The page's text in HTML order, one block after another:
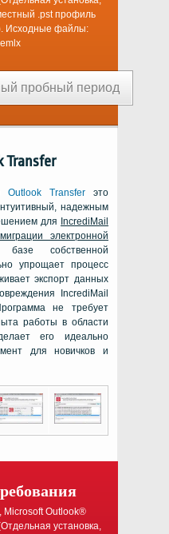
.pstпрофиль
Исходные файлы:
пробный период
Transfer
Outlook Transfer это
надежным
для IncrediMail
электронной
собственной
упрощает процесс
экспорт данных
IncrediMail
не требует
работы в области
его идеально
для новичков и
Microsoft Outlook®
установка,